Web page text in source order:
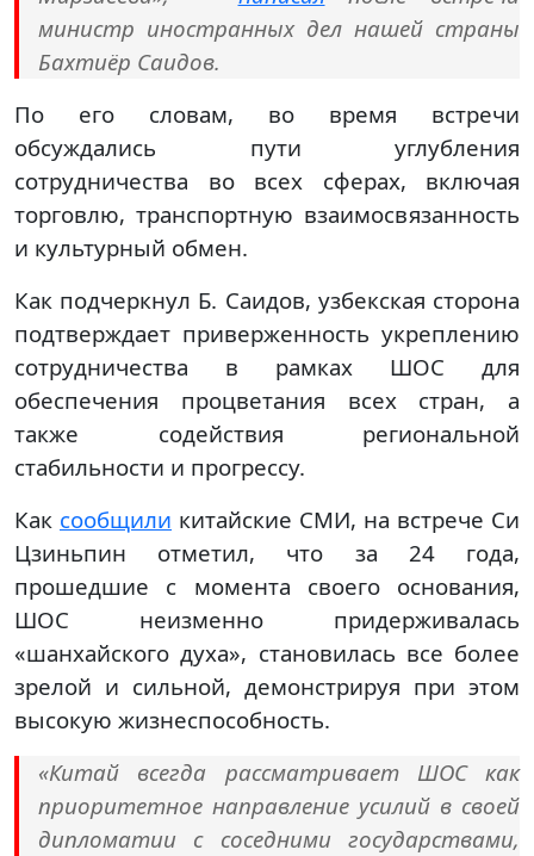
министр иностранных дел нашей страны
Бахтиёр Саидов.
По его словам, во время встречи
обсуждались пути углубления
сотрудничества во всех сферах, включая
торговлю, транспортную взаимосвязанность
и культурный обмен.
Как подчеркнул Б. Саидов, узбекская сторона
подтверждает приверженность укреплению
сотрудничества в рамках ШОС для
обеспечения процветания всех стран, а
также содействия региональной
стабильности и прогрессу.
Как сообщили китайские СМИ, на встрече Си
Цзиньпин отметил, что за 24 года,
прошедшие с момента своего основания,
ШОС неизменно придерживалась
«шанхайского духа», становилась все более
зрелой и сильной, демонстрируя при этом
высокую жизнеспособность.
«Китай всегда рассматривает ШОС как
приоритетное направление усилий в своей
дипломатии с соседними государствами,